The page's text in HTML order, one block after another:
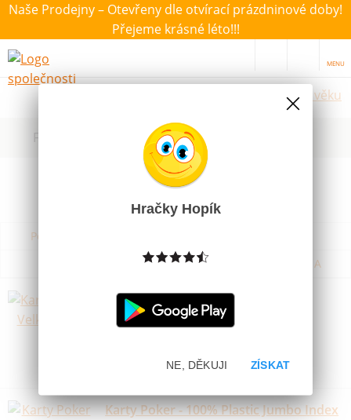
Naše Prodejny – Otevřeny dle otvírací prázdninové doby!
Přejeme krásné léto!!!
MENU
Hračky dle věku
Filtrovat dle dostupnosti, ceny, výrobce
Podle názvu od A do Z
Podle názvu od Z do A
Karty Bridž - Velký index
Skladem
Karty Poker - 100% Plastic Jumbo Index
Hračky Hopík
ZÍSKAT
NE, DĚKUJI